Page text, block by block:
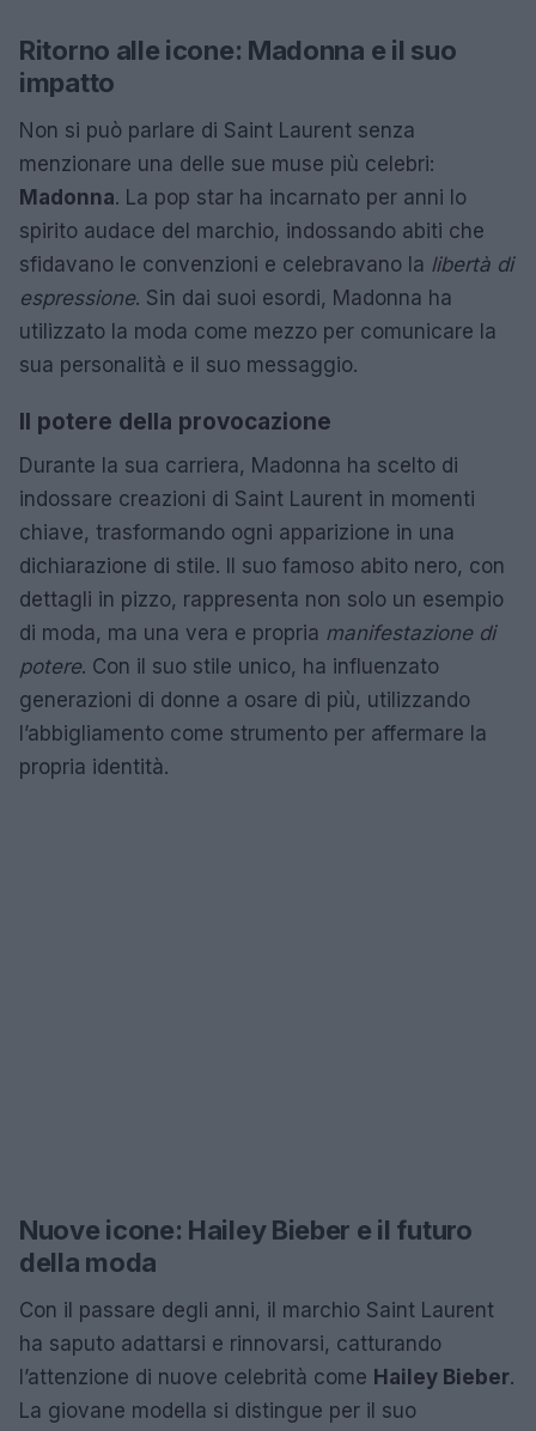
Ritorno alle icone: Madonna e il suo
impatto
Non si può parlare di Saint Laurent senza
menzionare una delle sue muse più celebri:
Madonna. La pop star ha incarnato per anni lo
spirito audace del marchio, indossando abiti che
sfidavano le convenzioni e celebravano la libertà di
espressione. Sin dai suoi esordi, Madonna ha
utilizzato la moda come mezzo per comunicare la
sua personalità e il suo messaggio.
Il potere della provocazione
Durante la sua carriera, Madonna ha scelto di
indossare creazioni di Saint Laurent in momenti
chiave, trasformando ogni apparizione in una
dichiarazione di stile. Il suo famoso abito nero, con
dettagli in pizzo, rappresenta non solo un esempio
di moda, ma una vera e propria manifestazione di
potere. Con il suo stile unico, ha influenzato
generazioni di donne a osare di più, utilizzando
l’abbigliamento come strumento per affermare la
propria identità.
Nuove icone: Hailey Bieber e il futuro
della moda
Con il passare degli anni, il marchio Saint Laurent
ha saputo adattarsi e rinnovarsi, catturando
l’attenzione di nuove celebrità come Hailey Bieber.
La giovane modella si distingue per il suo